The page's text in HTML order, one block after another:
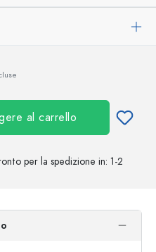
al carrello
per la spedizione in: 1-2